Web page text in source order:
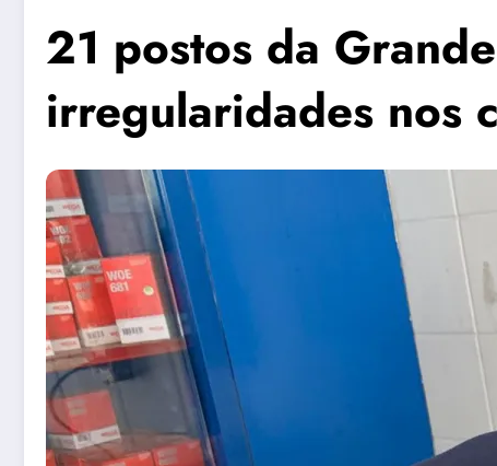
21 postos da
irregularidades nos